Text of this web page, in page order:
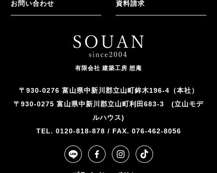
お問い合わせ 資料請求
有限会社 建築工房 想庵
〒930-0276 富山県中新川郡立山町鉾木196-4（本社）
〒930-0275 富山県中新川郡立山町利田683-3 (立山モデ
ルハウス)
TEL. 0120-818-878 / FAX. 076-462-8056